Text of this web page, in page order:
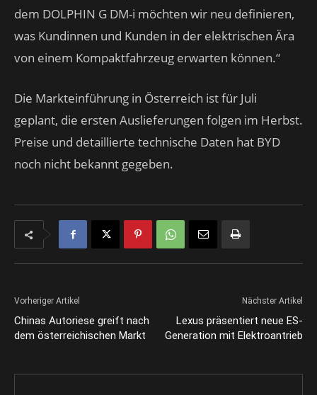
dem DOLPHIN G DM-i möchten wir neu definieren,
was Kundinnen und Kunden in der elektrischen Ära
von einem Kompaktfahrzeug erwarten können.“
Die Markteinführung in Österreich ist für Juli
geplant, die ersten Auslieferungen folgen im Herbst.
Preise und detaillierte technische Daten hat BYD
noch nicht bekannt gegeben.
Vorheriger Artikel
Chinas Autoriese greift nach
dem österreichischen Markt
Nächster Artikel
Lexus präsentiert neue ES-
Generation mit Elektroantrieb